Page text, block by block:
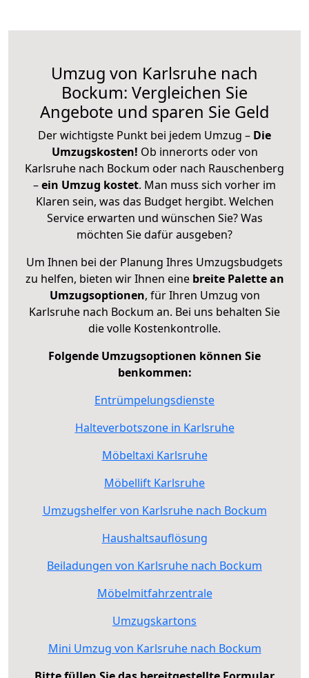
Umzug von Karlsruhe nach
Bockum: Vergleichen Sie
Angebote und sparen Sie Geld
Der wichtigste Punkt bei jedem Umzug – Die
Umzugskosten! Ob innerorts oder von
Karlsruhe nach Bockum oder nach Rauschenberg
–ein Umzug kostet. Man muss sich vorher im
Klaren sein, was das Budget hergibt. Welchen
Service erwarten und wünschen Sie? Was
möchten Sie dafür ausgeben?
Um Ihnen bei der Planung Ihres Umzugsbudgets
zu helfen, bieten wir Ihnen eine breite Palette an
Umzugsoptionen, für Ihren Umzug von
Karlsruhe nach Bockum an. Bei uns behalten Sie
die volle Kostenkontrolle.
Folgende Umzugsoptionen können Sie
benkommen:
Entrümpelungsdienste
Halteverbotszone in Karlsruhe
Möbeltaxi Karlsruhe
Möbellift Karlsruhe
Umzugshelfer von Karlsruhe nach Bockum
Haushaltsauflösung
Beiladungen von Karlsruhe nach Bockum
Möbelmitfahrzentrale
Umzugskartons
Mini Umzug von Karlsruhe nach Bockum